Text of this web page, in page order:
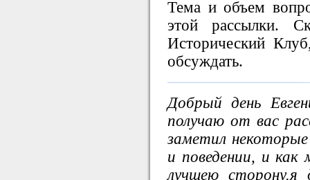
Тема и объем
этой рассылки.
Исторический
обсуждать.
Добрый день
получаю от вас
заметил
и поведении, и как
лучшею